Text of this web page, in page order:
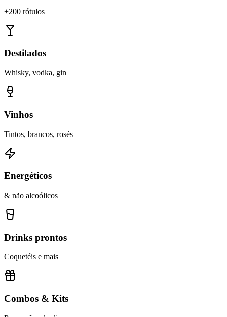
+200 rótulos
Destilados
Whisky, vodka, gin
Vinhos
Tintos, brancos, rosés
Energéticos
& não alcoólicos
Drinks prontos
Coquetéis e mais
Combos & Kits